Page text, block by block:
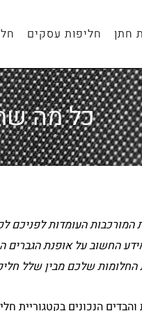
חתן חליפות עסקים
כל מה
המורכבות העומדות לפניכם
החשוב על אופנת הגברים
שלכם מבין שלל
הנכונים בקטגוריית